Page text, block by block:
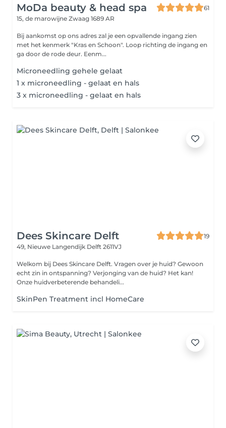
MoDa beauty & head spa
61
15, de marowijne Zwaag 1689 AR
Bij aankomst op ons adres zal je een opvallende ingang zien
met het kenmerk "Kras en Schoon". Loop richting de ingang en
ga door de rode deur. Eenm...
Microneedling gehele gelaat
1 x microneedling - gelaat en hals
3 x microneedling - gelaat en hals
Dees Skincare Delft
19
49, Nieuwe Langendijk Delft 2611VJ
Welkom bij Dees Skincare Delft. Vragen over je huid? Gewoon
echt zin in ontspanning? Verjonging van de huid? Het kan!
Onze huidverbeterende behandeli...
SkinPen Treatment incl HomeCare